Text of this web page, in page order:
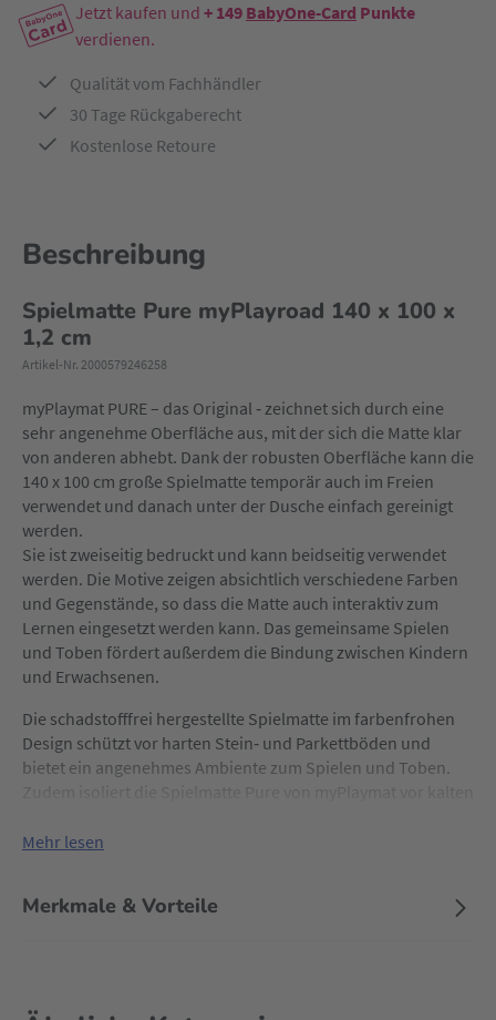
Jetzt kaufen und + 149 BabyOne-Card Punkte
verdienen.
Qualität vom Fachhändler
30 Tage Rückgaberecht
Kostenlose Retoure
Beschreibung
Spielmatte Pure myPlayroad 140 x 100 x
1,2 cm
Artikel-Nr. 2000579246258
myPlaymat PURE – das Original ‐ zeichnet sich durch eine
sehr angenehme Oberfläche aus, mit der sich die Matte klar
von anderen abhebt. Dank der robusten Oberfläche kann die
140 x 100 cm große Spielmatte temporär auch im Freien
verwendet und danach unter der Dusche einfach gereinigt
werden.
Sie ist zweiseitig bedruckt und kann beidseitig verwendet
werden. Die Motive zeigen absichtlich verschiedene Farben
und Gegenstände, so dass die Matte auch interaktiv zum
Lernen eingesetzt werden kann. Das gemeinsame Spielen
und Toben fördert außerdem die Bindung zwischen Kindern
und Erwachsenen.
Die schadstofffrei hergestellte Spielmatte im farbenfrohen
Design schützt vor harten Stein‐ und Parkettböden und
bietet ein angenehmes Ambiente zum Spielen und Toben.
von 12 mm und ist rutschfest.
wasserdicht, daher kann die Polsterung keine Feuchtigkeit
Spielmatte hygienisch und sauber. Kleinkinder mit Staub‐
Mehr lesen
Merkmale & Vorteile